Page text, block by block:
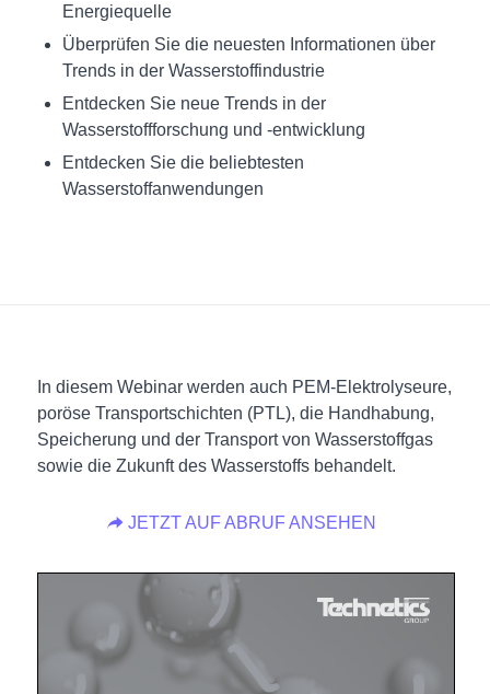
Energiequelle
Überprüfen Sie die neuesten Informationen über
Trends in der Wasserstoffindustrie
Entdecken Sie neue Trends in der
Wasserstoffforschung und -entwicklung
Entdecken Sie die beliebtesten
Wasserstoffanwendungen
In diesem Webinar werden auch PEM-Elektrolyseure,
poröse Transportschichten (PTL), die Handhabung,
Speicherung und der Transport von Wasserstoffgas
sowie die Zukunft des Wasserstoffs behandelt.
JETZT AUF ABRUF ANSEHEN